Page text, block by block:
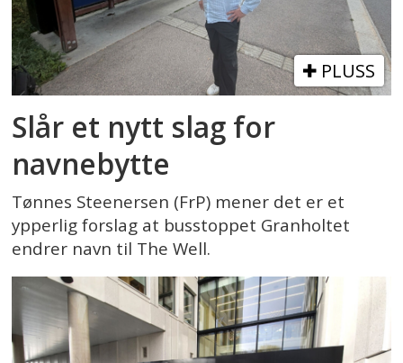
PLUSS
Slår et nytt slag for
navnebytte
Tønnes Steenersen (FrP) mener det er et
ypperlig forslag at busstoppet Granholtet
endrer navn til The Well.